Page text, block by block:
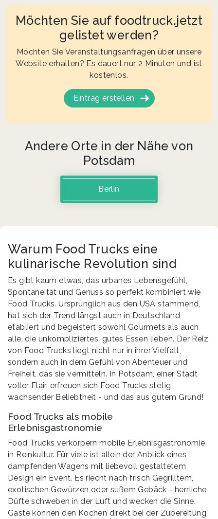
Möchten Sie auf foodtruck.jetzt
gelistet werden?
Möchten Sie Veranstaltungsanfragen über unsere
Website erhalten? Es dauert nur 2 Minuten und ist
kostenlos.
Eintrag erstellen
Andere Orte in der Nähe von
Potsdam
Berlin
Warum Food Trucks eine
kulinarische Revolution sind
Es gibt kaum etwas, das urbanes Lebensgefühl,
Spontaneität und Genuss so perfekt kombiniert wie
Food Trucks. Ursprünglich aus den USA stammend,
hat sich der Trend längst auch in Deutschland
etabliert und begeistert sowohl Gourmets als auch
alle, die unkompliziertes, gutes Essen lieben. Der Reiz
von Food Trucks liegt nicht nur in ihrer Vielfalt,
sondern auch in dem Gefühl von Abenteuer und
Freiheit, das sie vermitteln. In Potsdam, einer Stadt
voller Flair, erfreuen sich Food Trucks stetig
wachsender Beliebtheit - und das aus gutem Grund!
Food Trucks als mobile
Erlebnisgastronomie
Food Trucks verkörpern mobile Erlebnisgastronomie
in Reinkultur. Für viele ist allein der Anblick eines
dampfenden Wagens mit liebevoll gestaltetem
Design ein Event. Es riecht nach frisch Gegrilltem,
exotischen Gewürzen oder süßem Gebäck - herrliche
Düfte schweben in der Luft und wecken die Sinne.
Gäste können den Köchen direkt bei der Zubereitung